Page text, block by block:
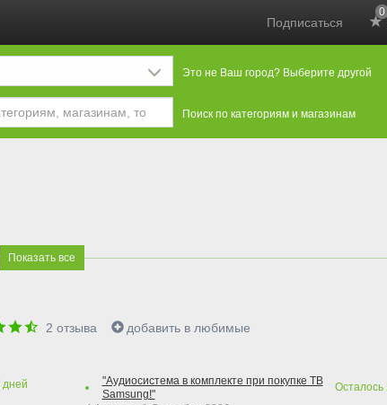
Подписаться
0
Это не Ваш город? Выберите другой
Поиск по категориям и магазинам
Показать все
2 отзыва добавить в любимые
дней
"Аудиосистема в комплекте при покупке ТВ
Samsung!"
Осталось